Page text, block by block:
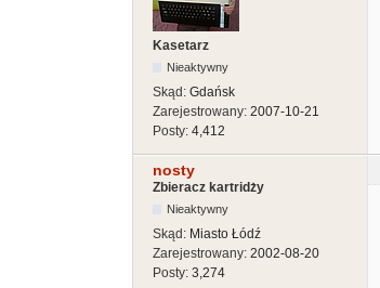
Kasetarz
Nieaktywny
Skąd: Gdańsk
Zarejestrowany: 2007-10-21
Posty: 4,412
nosty
Zbieracz kartridży
Nieaktywny
Skąd: Miasto Łódź
Zarejestrowany: 2002-08-20
Posty: 3,274